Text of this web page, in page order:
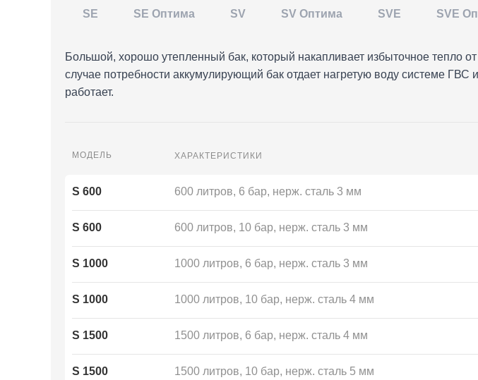
SE SE Оптима SV SV Оптима SVE SVE
Большой, хорошо утепленный бак, который накапливает избыточное тепло
случае потребности аккумулирующий бак отдает нагретую воду системе ГВС
работает.
МОДЕЛЬ ХАРАКТЕРИСТИКИ
S 600 600 литров, 6 бар, нерж. сталь 3 мм
S 600 600 литров, 10 бар, нерж. сталь 3 мм
S 1000 1000 литров, 6 бар, нерж. сталь 3 мм
S 1000 1000 литров, 10 бар, нерж. сталь 4 мм
S 1500 1500 литров, 6 бар, нерж. сталь 4 мм
S 1500 1500 литров, 10 бар, нерж. сталь 5 мм